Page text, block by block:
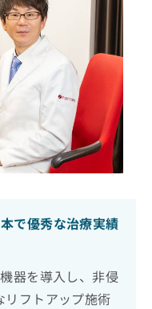
で優秀な治療実績
器を導入し、非侵
フトアップ施術